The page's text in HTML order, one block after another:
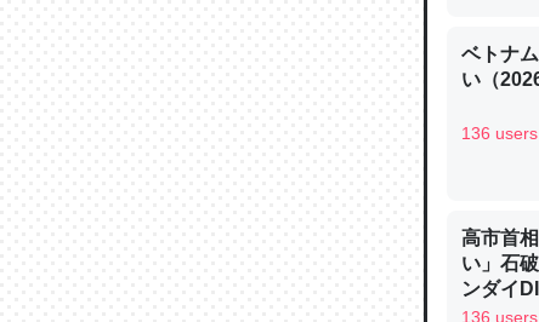
─ニュー
類だと
─ニュー
ベトナ
い（
136 users
高市首
い」石
ンダイ
136 users